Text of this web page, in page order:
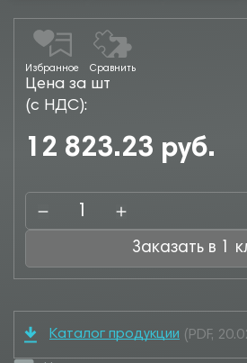
Избранное Сравнить
Цена за шт
(с НДС):
12 823.23 руб.
Каталог продукции (PDF,